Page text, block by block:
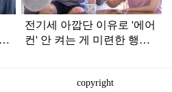
전기세 아깝단 이유로 '에어
컨' 안 켜는 게 미련한 행동
copyright